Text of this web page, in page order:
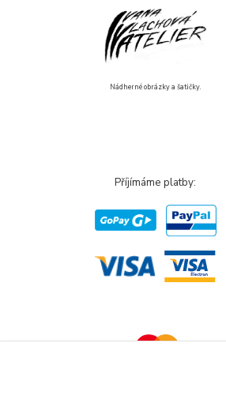
Nádherné obrázky a šatičky.
Příjímáme platby: